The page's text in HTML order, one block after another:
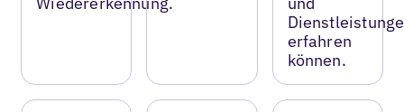
erfahren
können.